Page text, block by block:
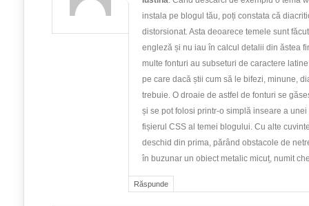
Răspunde
instala pe blogul tău, poți constata că
distorsionat. Asta deoarece temele sunt
engleză și nu iau în calcul detalii din ăstea
multe fonturi au subseturi de caractere
pe care dacă știi cum să le bifezi, minune,
trebuie. O droaie de astfel de fonturi se
și se pot folosi printr-o simplă inseare a
fișierul CSS al temei blogului. Cu alte
deschid din prima, părând obstacole de
în buzunar un obiect metalic micuț, numit